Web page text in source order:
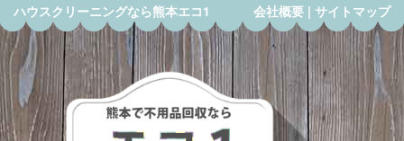
ハウスクリーニングなら熊本エコ1 会社概要| サイトマップ